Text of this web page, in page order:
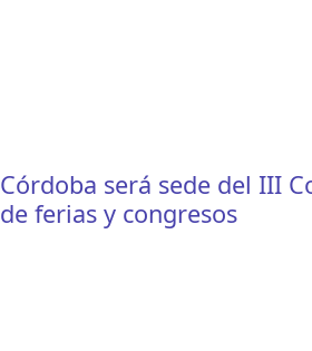
Córdoba será sede del III
de ferias y congresos